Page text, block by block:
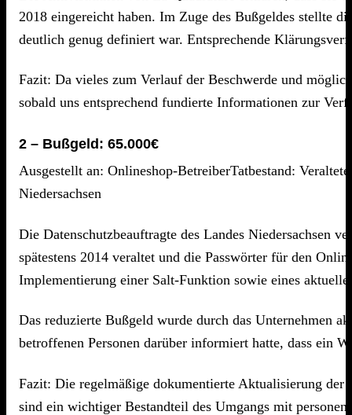
2018 eingereicht haben. Im Zuge des Bußgeldes stellte
deutlich genug definiert war. Entsprechende
Fazit: Da vieles zum Verlauf der Beschwerde und
sobald uns entsprechend fundierte Informationen zur
2 – Bußgeld: 65.000€
Ausgestellt an: Onlineshop-BetreiberTatbestand:
Niedersachsen
Die Datenschutzbeauftragte des Landes Niedersachsen
spätestens 2014 veraltet und die Passwörter für den
Implementierung einer Salt-Funktion sowie eines
Das reduzierte Bußgeld wurde durch das Unternehmen
betroffenen Personen darüber informiert hatte, dass ein
Fazit: Die regelmäßige dokumentierte Aktualisierung der
sind ein wichtiger Bestandteil des Umgangs mit